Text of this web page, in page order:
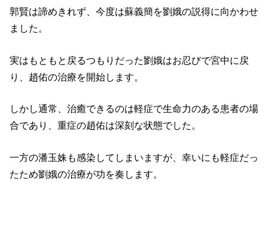
郭賢は諦めきれず、今度は蘇義簡を劉娥の説得に向かわせ
ました。
実はもともと戻るつもりだった劉娥はお忍びで宮中に戻
り、趙佑の治療を開始します。
しかし通常、治癒できるのは軽症で生命力のある患者の場
合であり、重症の趙佑は深刻な状態でした。
一方の潘玉姝も感染してしまいますが、幸いにも軽症だっ
たため劉娥の治療が功を奏します。